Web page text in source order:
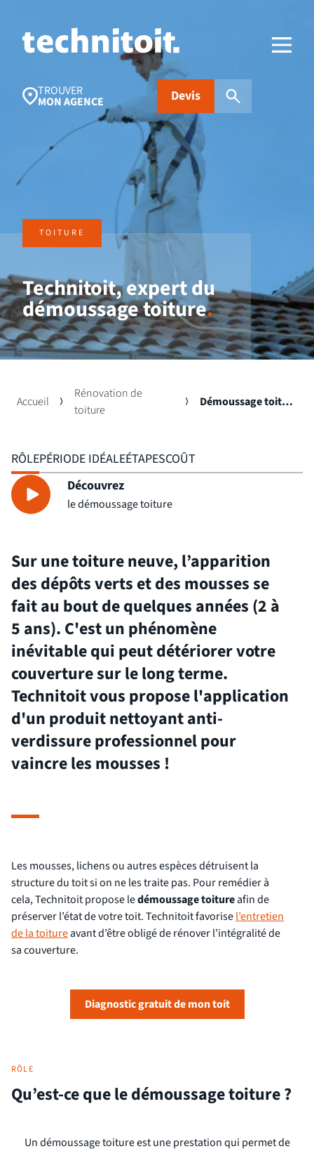
TROUVER
MON AGENCE Devis
Recherches populaires
Aides financières
Traitement
d’humidité
TOITURE
Technitoit, expert du
démoussage toiture.
Accueil
Rénovation de
toiture
Démoussage toiture
Découvrez
le démoussage toiture
RÔLEPÉRIODE IDÉALEÉTAPESCOÛT
Sur une toiture neuve, l’apparition
des dépôts verts et des mousses se
fait au bout de quelques années (2 à
5 ans). C'est un phénomène
inévitable qui peut détériorer votre
couverture sur le long terme.
Technitoit vous propose l'application
d'un produit nettoyant anti-
verdissure professionnel pour
vaincre les mousses !
Les mousses, lichens ou autres espèces détruisent la
structure du toit si on ne les traite pas. Pour remédier à
cela, Technitoit propose ledémoussage toitureafin de
préserver l’état de votre toit. Technitoit favorisel’entretien
de la toitureavant d’être obligé de rénover l’intégralité de
sa couverture.
Diagnostic gratuit de mon toit
RÔLE
Qu’est-ce que le démoussage toiture ?
Un démoussage toiture est une prestation qui permet de